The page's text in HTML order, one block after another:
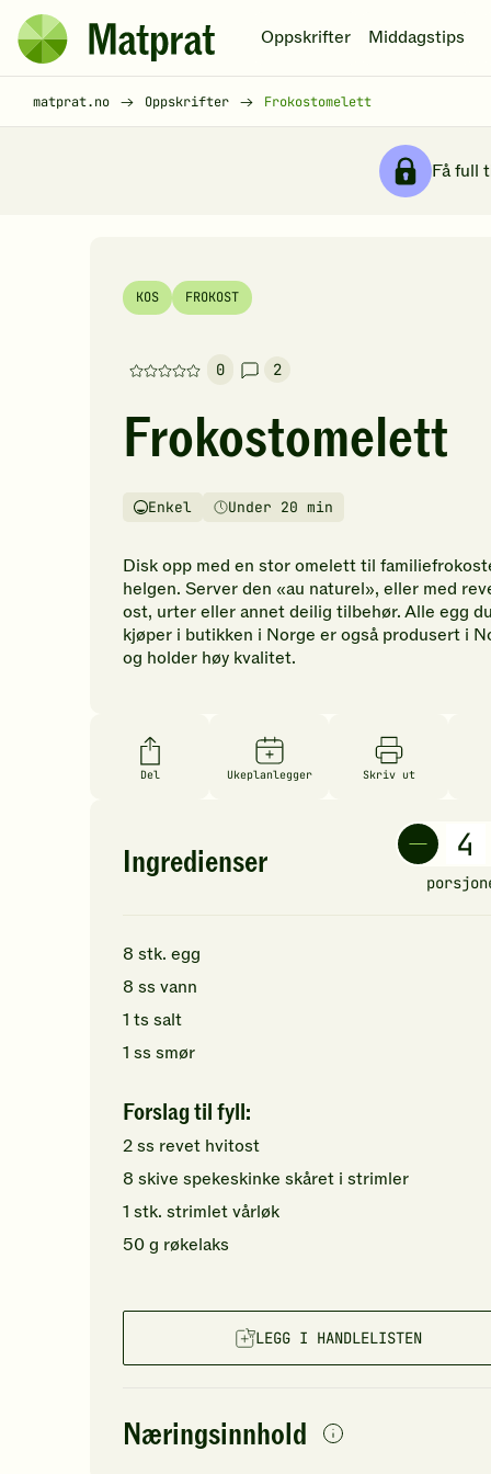
Hopp til hovedinnhold
Matprat
hjemmeside
Oppskrifter Middagstips
matprat.no Oppskrifter Frokostomelett
Få full
KOS FROKOST
0
Denne
har
foreløpig
vurderinger.
første
til
å
vurdere
denne
2
Frokostomelett
Vanskelighetsgrad
Enkel
TilberedningstidUnder 20 min
Disk opp med en stor omelett til
helgen. Server den «au naturel», eller med
ost, urter eller annet deilig tilbehør. Alle egg du
kjøper i butikken i Norge er også produsert i
og holder høy kvalitet.
Del Ukeplanlegger Skriv ut
Ingredienser
8 stk. egg
8 ss vann
1 ts salt
1 ss smør
Forslag til fyll:
2ss revet hvitost
8 skive spekeskinke skåret i strimler
1 stk. strimletvårløk
50g røkelaks
LEGG I HANDLELISTEN
Næringsinnhold